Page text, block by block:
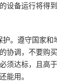
设备运行将得到
。遵守国家和
协调，不要购
须达标，且高
能用。